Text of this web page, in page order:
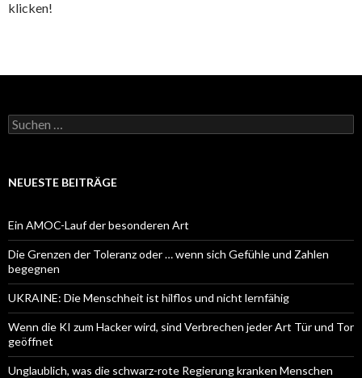
klicken!
Suchen
nach:
NEUESTE BEITRÄGE
Ein AMOC-Lauf der besonderen Art
Die Grenzen der Toleranz oder … wenn sich Gefühle und Zahlen
begegnen
UKRAINE: Die Menschheit ist hilflos und nicht lernfähig
Wenn die KI zum Hacker wird, sind Verbrechen jeder Art Tür und Tor
geöffnet
Unglaublich, was die schwarz-rote Regierung kranken Menschen